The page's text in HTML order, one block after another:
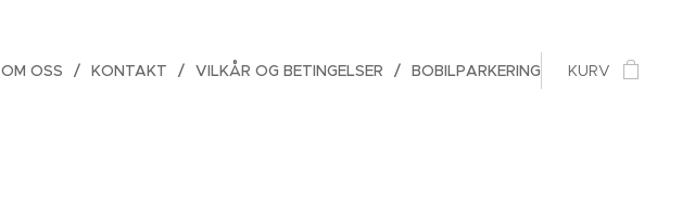
OM OSS KONTAKT VILKÅR OG BETINGELSER BOBILPARKERING KURV